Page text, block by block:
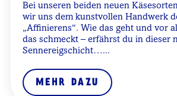
Bei unseren beiden neuen
wir uns dem kunstvollen Handwerk
„Affinierens“. Wie das geht und vor
das schmeckt – erfährst du in dieser
Sennereigschicht…...
MEHR DAZU